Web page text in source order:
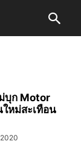
บุก Motor
หม่สะเทือน